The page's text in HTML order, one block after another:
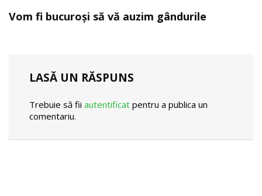
Vom fi bucuroși să vă auzim gândurile
LASĂ UN RĂSPUNS
Trebuie să fii autentificat pentru a publica un
comentariu.